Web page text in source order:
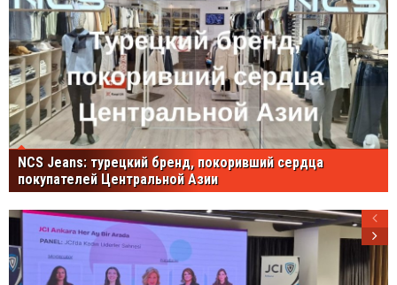
NCS Jeans: турецкий бренд, покоривший сердца
покупателей Центральной Азии